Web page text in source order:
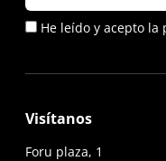
He leído y acepto la
Visítanos
Foru plaza, 1